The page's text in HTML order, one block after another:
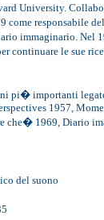
University.
come responsabile
immaginario. Nel
continuare le sue
pi� importanti
1957,
che� 1969, Diario
del suono